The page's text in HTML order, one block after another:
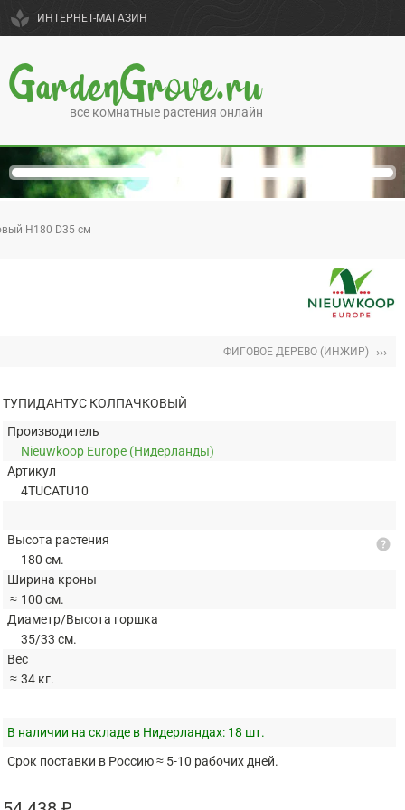
spa ИНТЕРНЕТ-МАГАЗИН
GardenGrove.ru
все комнатные растения онлайн
H180 D35 см
ФИГОВОЕ ДЕРЕВО (ИНЖИР) ›››
ТУПИДАНТУС КОЛПАЧКОВЫЙ
Производитель
Nieuwkoop Europe (Нидерланды)
Артикул
4TUCATU10
Высота растения
180 см.
Ширина кроны
≈ 100 см.
Диаметр/Высота горшка
35/33 см.
Вес
≈ 34 кг.
help
В наличии на складе в Нидерландах: 18 шт.
Срок поставки в Россию ≈ 5-10 рабочих дней.